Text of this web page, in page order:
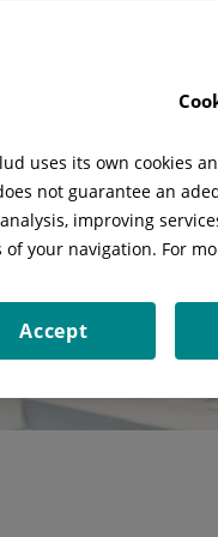
uses its own cookies
not guarantee an
improving
of your navigation. For
Accept